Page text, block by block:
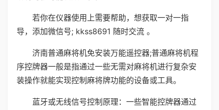
若你在仪器使用上需要帮助，想获取一对一指
导，添加微信号; kkss8691 随时交流 。
济南普通麻将机免安装万能遥控器;普通麻将机程
序控牌器一般是指通过一些无需对麻将机进行复杂安
装操作就能实现控制麻将牌功能的设备或工具。
蓝牙或无线信号控制原理：一些智能控牌器通过